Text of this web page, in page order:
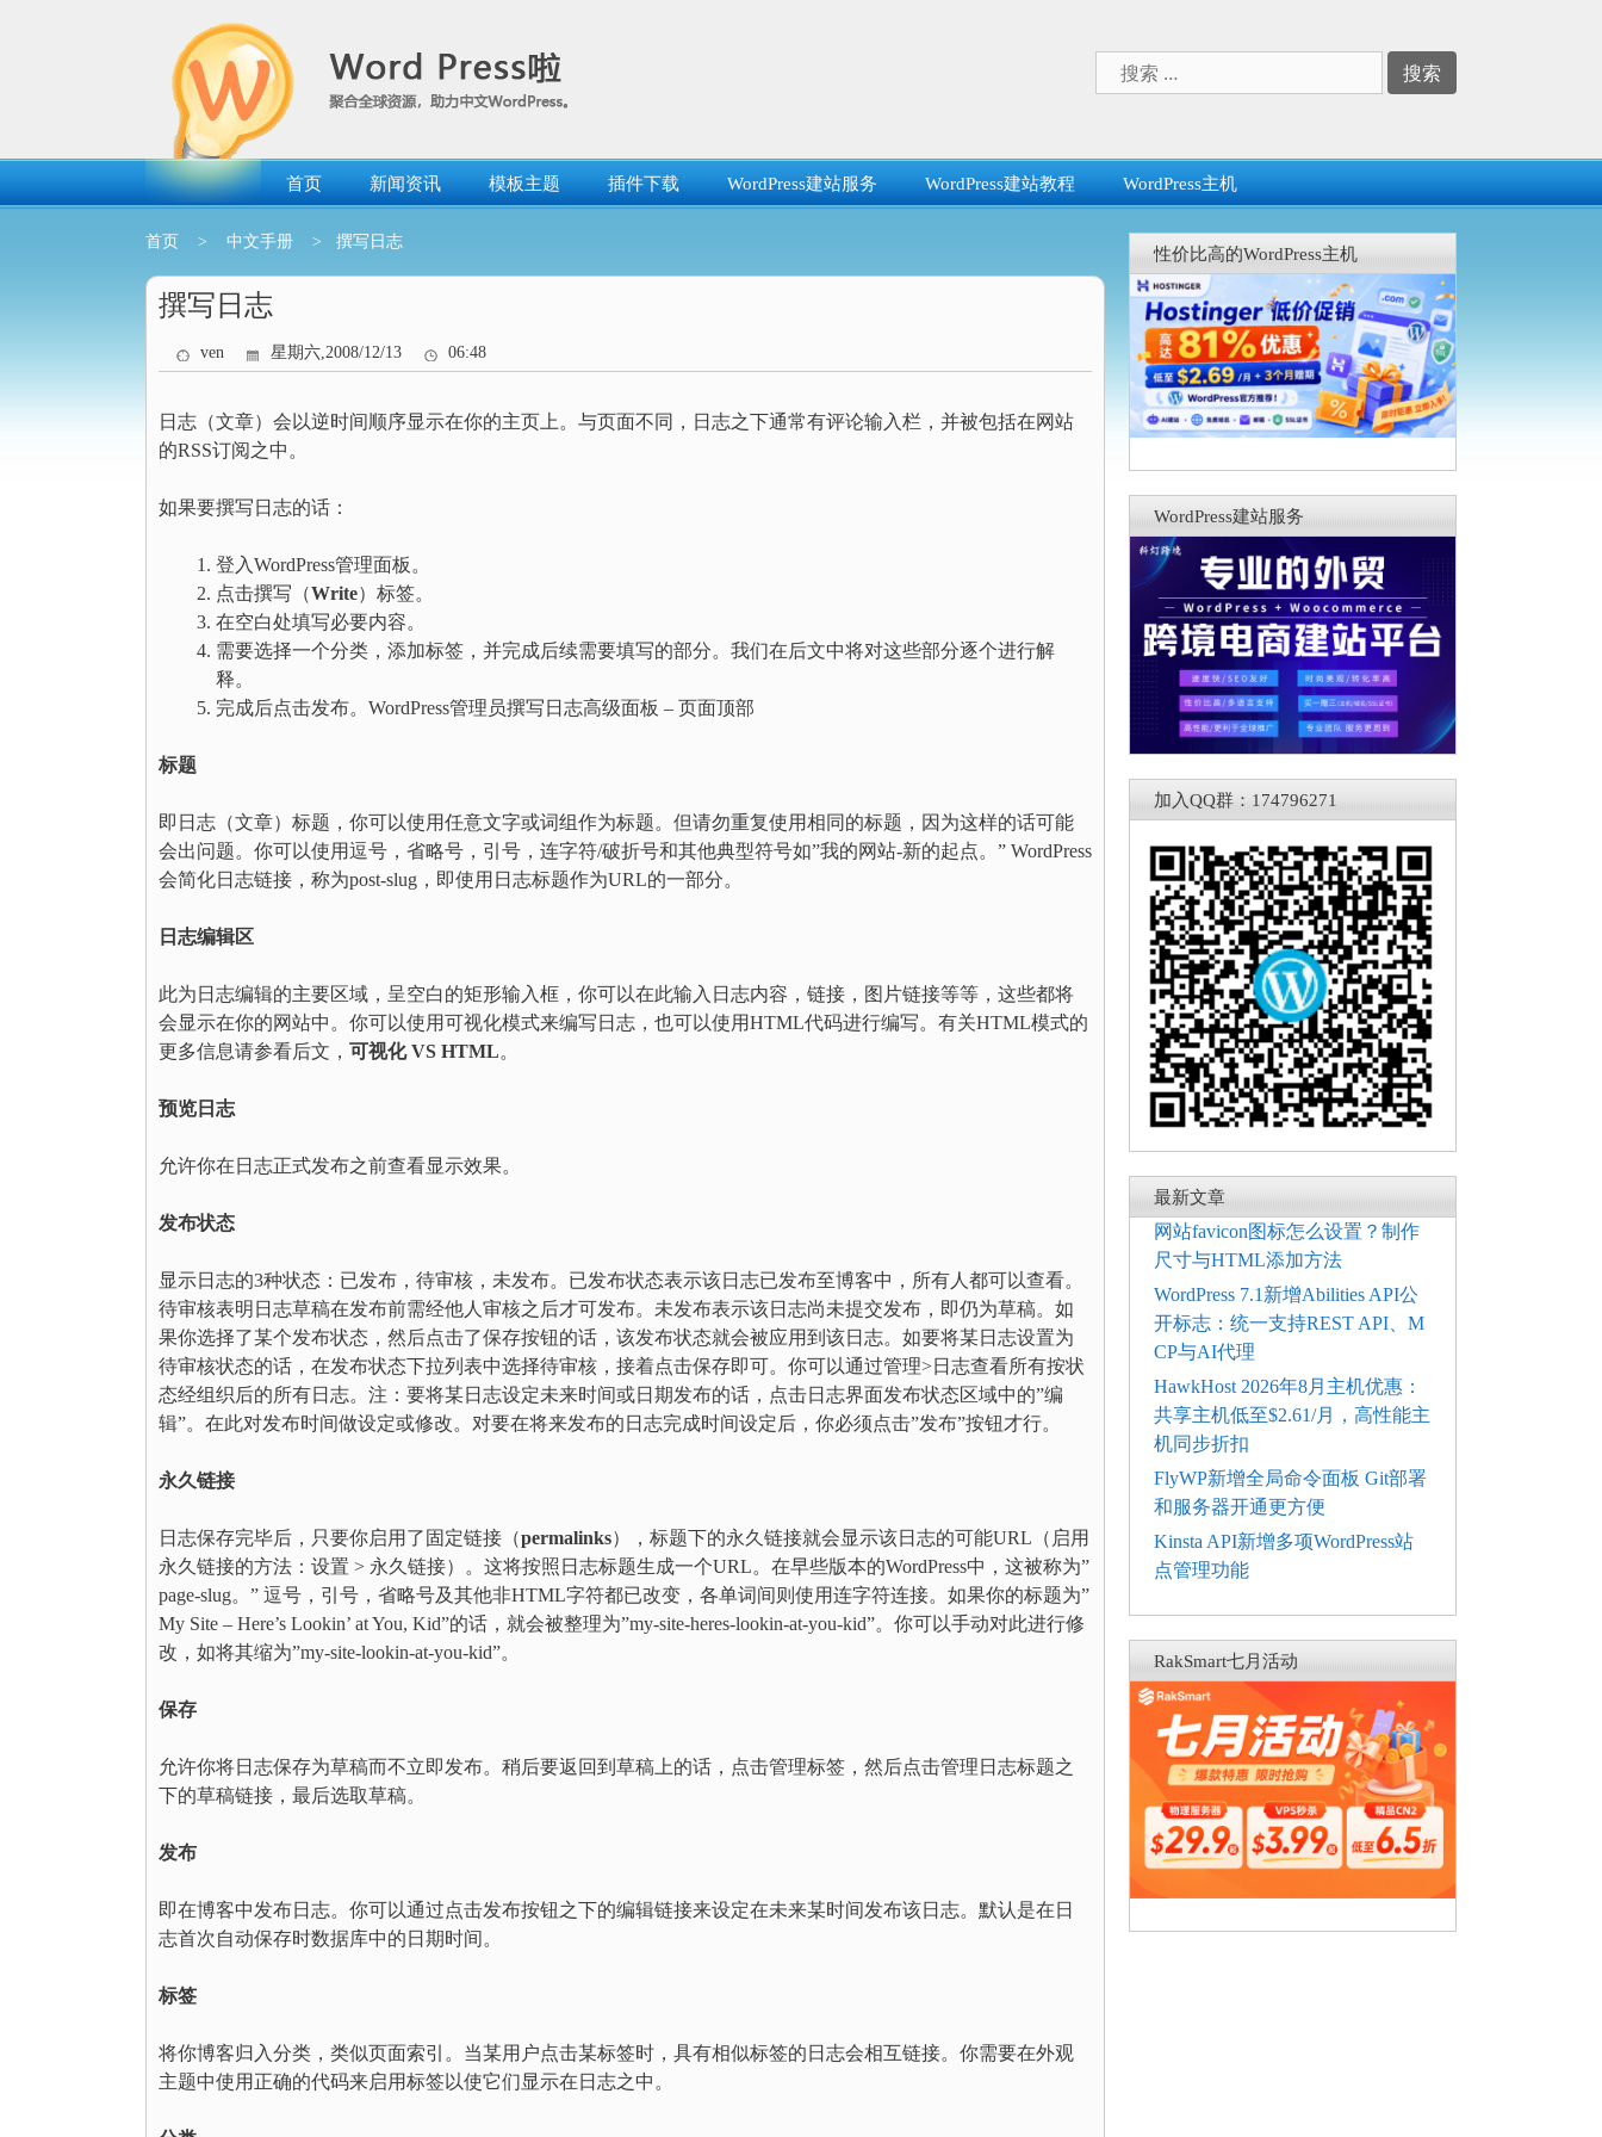
索：
首页 新闻资讯 模板主题 插件下载 WordPress建站服务 WordPress建站教程 WordPress主机
首页 > 中文手册 > 撰写日志
撰写日志
ven 星期六,2008/12/13 06:48
日志（文章）会以逆时间顺序显示在你的主页上。与页面不同，日志之下通常有评论输入栏，并被包括在网站
的RSS订阅之中。
如果要撰写日志的话：
登入WordPress管理面板。
点击撰写（Write）标签。
在空白处填写必要内容。
需要选择一个分类，添加标签，并完成后续需要填写的部分。我们在后文中将对这些部分逐个进行解
释。
完成后点击发布。WordPress管理员撰写日志高级面板 – 页面顶部
标题
即日志（文章）标题，你可以使用任意文字或词组作为标题。但请勿重复使用相同的标题，因为这样的话可能
会出问题。你可以使用逗号，省略号，引号，连字符/破折号和其他典型符号如”我的网站-新的起点。” WordPress
会简化日志链接，称为post-slug，即使用日志标题作为URL的一部分。
日志编辑区
此为日志编辑的主要区域，呈空白的矩形输入框，你可以在此输入日志内容，链接，图片链接等等，这些都将
会显示在你的网站中。你可以使用可视化模式来编写日志，也可以使用HTML代码进行编写。有关HTML模式的
更多信息请参看后文， 可视化 VS HTML。
预览日志
允许你在日志正式发布之前查看显示效果。
发布状态
显示日志的3种状态：已发布，待审核，未发布。已发布状态表示该日志已发布至博客中，所有人都可以查看。
待审核表明日志草稿在发布前需经他人审核之后才可发布。未发布表示该日志尚未提交发布，即仍为草稿。如
果你选择了某个发布状态，然后点击了保存按钮的话，该发布状态就会被应用到该日志。如要将某日志设置为
待审核状态的话，在发布状态下拉列表中选择待审核，接着点击保存即可。你可以通过管理>日志查看所有按状
态经组织后的所有日志。注：要将某日志设定未来时间或日期发布的话，点击日志界面发布状态区域中的”编
辑”。在此对发布时间做设定或修改。对要在将来发布的日志完成时间设定后，你必须点击”发布”按钮才行。
永久链接
日志保存完毕后，只要你启用了固定链接（permalinks），标题下的永久链接就会显示该日志的可能URL（启用
永久链接的方法：设置 > 永久链接）。这将按照日志标题生成一个URL。在早些版本的WordPress中，这被称为”
page-slug。” 逗号，引号，省略号及其他非HTML字符都已改变，各单词间则使用连字符连接。如果你的标题为”
My Site – Here’s Lookin’ at You, Kid”的话，就会被整理为”my-site-heres-lookin-at-you-kid”。你可以手动对此进行修
改，如将其缩为”my-site-lookin-at-you-kid”。
保存
允许你将日志保存为草稿而不立即发布。稍后要返回到草稿上的话，点击管理标签，然后点击管理日志标题之
下的草稿链接，最后选取草稿。
发布
即在博客中发布日志。你可以通过点击发布按钮之下的编辑链接来设定在未来某时间发布该日志。默认是在日
志首次自动保存时数据库中的日期时间。
标签
将你博客归入分类，类似页面索引。当某用户点击某标签时，具有相似标签的日志会相互链接。你需要在外观
主题中使用正确的代码来启用标签以使它们显示在日志之中。
性价比高的WordPress主机
WordPress建站服务
加入QQ群：174796271
最新文章
网站favicon图标怎么设置？制作
尺寸与HTML添加方法
WordPress 7.1新增Abilities API公
开标志：统一支持REST API、M
CP与AI代理
HawkHost 2026年8月主机优惠：
共享主机低至$2.61/月，高性能主
机同步折扣
FlyWP新增全局命令面板 Git部署
和服务器开通更方便
Kinsta API新增多项WordPress站
点管理功能
RakSmart七月活动